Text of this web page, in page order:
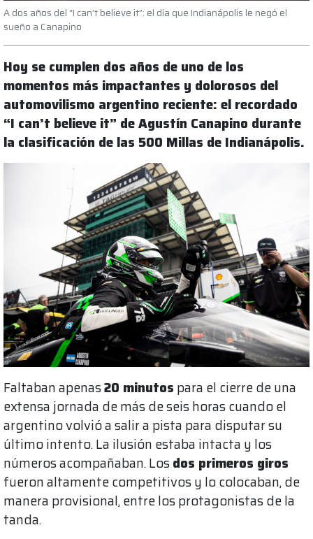
A dos años del “I can’t believe it”: el día que Indianápolis le negó el
sueño a Canapino
Hoy se cumplen dos años de uno de los
momentos más impactantes y dolorosos del
automovilismo argentino reciente: el recordado
“I can’t believe it” de Agustín Canapino durante
la clasificación de las 500 Millas de Indianápolis.
Faltaban apenas20 minutos para el cierre de una
extensa jornada de más de seis horas cuando el
argentino volvió a salir a pista para disputar su
último intento. La ilusión estaba intacta y los
números acompañaban. Losdos primeros giros
fueron altamente competitivos y lo colocaban, de
manera provisional, entre los protagonistas de la
tanda.